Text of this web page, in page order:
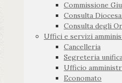
Commissione
Consulta
Consulta degli
Uffici e servizi
Cancelleria
Segreteria
Ufficio
Economato